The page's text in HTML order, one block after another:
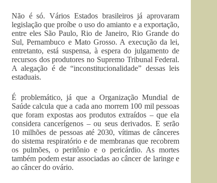
Não é só. Vários Estados brasileiros já aprovaram
legislação que proíbe o uso do amianto e a exportação,
entre eles São Paulo, Rio de Janeiro, Rio Grande do
Sul, Pernambuco e Mato Grosso. A execução da lei,
entretanto, está suspensa, à espera do julgamento de
recursos dos produtores no Supremo Tribunal Federal.
A alegação é de “inconstitucionalidade” dessas leis
estaduais.
É problemático, já que a Organização Mundial de
Saúde calcula que a cada ano morrem 100 mil pessoas
que foram expostas aos produtos extraídos – que ela
considera cancerígenos – ou seus derivados. E serão
10 milhões de pessoas até 2030, vítimas de cânceres
do sistema respiratório e de membranas que recobrem
os pulmões, o peritônio e o pericárdio. As mortes
também podem estar associadas ao câncer de laringe e
ao câncer do ovário.